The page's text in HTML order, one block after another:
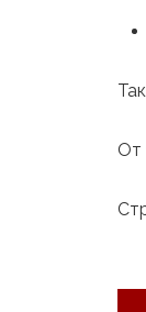
От